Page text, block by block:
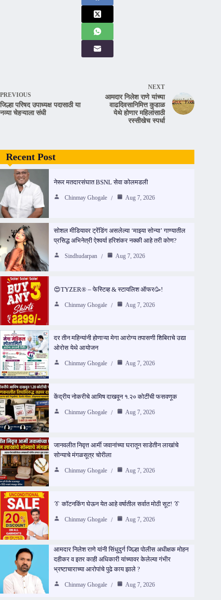
PREVIOUS
जिल्हा परिषद उपाध्यक्ष पदासाठी या
नव्या चेहऱ्याला संधी
NEXT
आमदार निलेश राणे यांच्या
वाढदिवसानिमित्त कुडाळ
येथे होणार महिलांसाठी
रस्सीखेच स्पर्धा
Recent Post
नेरूर मतदारसंघात BSNL सेवा कोलमडली
Chinmay Ghogale Aug 7, 2026
सोशल मीडियावर ट्रेंडिंग असलेल्या ‘माझ्या सोन्या’ गाण्यातील
प्रसिद्ध अभिनेत्री ऐश्वर्या हरिशंकर नक्की आहे तरी कोण?
Sindhudarpan Aug 7, 2026
😍TYZER® – फेस्टिव्ह & स्टायलिश ऑफर🥳!
Chinmay Ghogale Aug 7, 2026
दर तीन महिन्यांनी होणाऱ्या मेगा आरोग्य तपासणी शिबिराचे उद्या
ओरोस येथे आयोजन
Chinmay Ghogale Aug 7, 2026
केंद्रीय नोकरीचे आमिष दाखवून १.२० कोटींची फसवणूक
Chinmay Ghogale Aug 7, 2026
जानवलीत निवृत्त आर्मी जवानांच्या घरातून साडेतीन लाखांचे
सोन्याचे मंगळसूत्र चोरीला
Chinmay Ghogale Aug 7, 2026
👔 कॉटनकिंग घेऊन येत आहे वर्षातील सर्वात मोठी सूट! 👔
Chinmay Ghogale Aug 7, 2026
आमदार निलेश राणे यांनी सिंधुदुर्ग जिल्हा पोलीस अधीक्षक मोहन
दहीकर व इतर काही अधिकारी यांच्यावर केलेल्या गंभीर
भ्रष्टाचाराच्या आरोपांचे पुढे काय झाले ?
Chinmay Ghogale Aug 7, 2026